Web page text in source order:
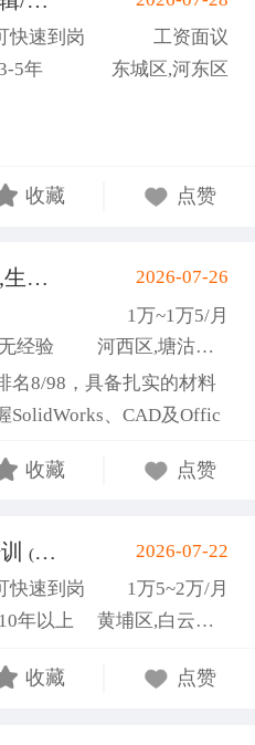
新、英语角等。
快速到岗
工资面议
5年
东城区,河东区
收藏 点赞
机械/仪器仪表,生产管理/研发 (高蕾)
2026-07-26
1万~1万5/月
经验
河西区,塘沽区,东丽区
名8/98，具备扎实的材料
SolidWorks、CAD及Offic
实验设计与数据分析;曾带
能力，责任心强，渴望将
收藏 点赞
(汤山文)
2026-07-22
快速到岗
1万5~2万/月
年以上
黄埔区,白云区,增城市
收藏 点赞